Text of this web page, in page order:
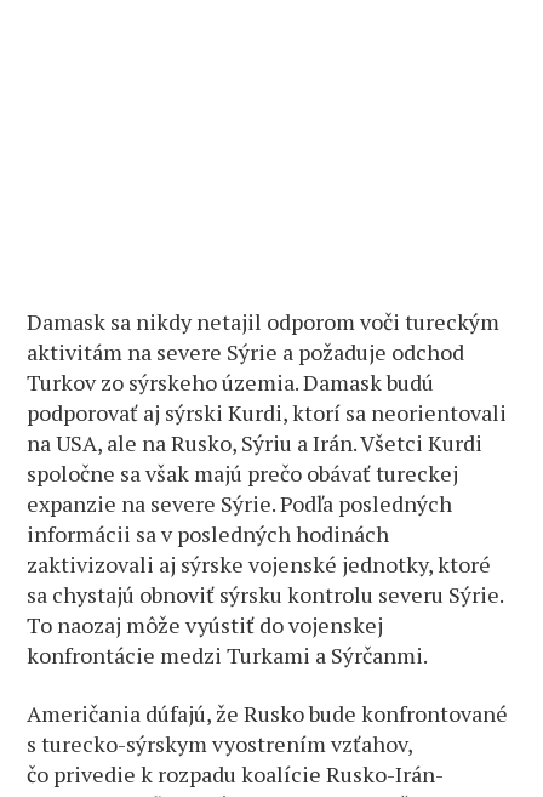
Damask sa nikdy netajil odporom voči tureckým
aktivitám na severe Sýrie a požaduje odchod
Turkov zo sýrskeho územia. Damask budú
podporovať aj sýrski Kurdi, ktorí sa neorientovali
na USA, ale na Rusko, Sýriu a Irán. Všetci Kurdi
spoločne sa však majú prečo obávať tureckej
expanzie na severe Sýrie. Podľa posledných
informácii sa v posledných hodinách
zaktivizovali aj sýrske vojenské jednotky, ktoré
sa chystajú obnoviť sýrsku kontrolu severu Sýrie.
To naozaj môže vyústiť do vojenskej
konfrontácie medzi Turkami a Sýrčanmi.
Američania dúfajú, že Rusko bude konfrontované
s turecko-sýrskym vyostrením vzťahov,
čo privedie k rozpadu koalície Rusko-Irán-